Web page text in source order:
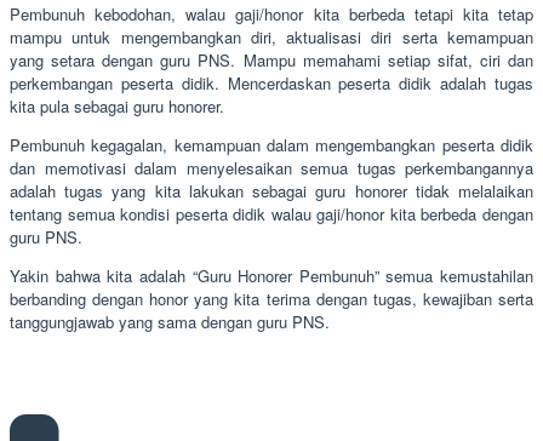
Pembunuh kebodohan, walau gaji/honor kita berbeda tetapi kita tetap
mampu untuk mengembangkan diri, aktualisasi diri serta kemampuan
yang setara dengan guru PNS. Mampu memahami setiap sifat, ciri dan
perkembangan peserta didik. Mencerdaskan peserta didik adalah tugas
kita pula sebagai guru honorer.
Pembunuh kegagalan, kemampuan dalam mengembangkan peserta didik
dan memotivasi dalam menyelesaikan semua tugas perkembangannya
adalah tugas yang kita lakukan sebagai guru honorer tidak melalaikan
tentang semua kondisi peserta didik walau gaji/honor kita berbeda dengan
guru PNS.
Yakin bahwa kita adalah “Guru Honorer Pembunuh” semua kemustahilan
berbanding dengan honor yang kita terima dengan tugas, kewajiban serta
tanggungjawab yang sama dengan guru PNS.